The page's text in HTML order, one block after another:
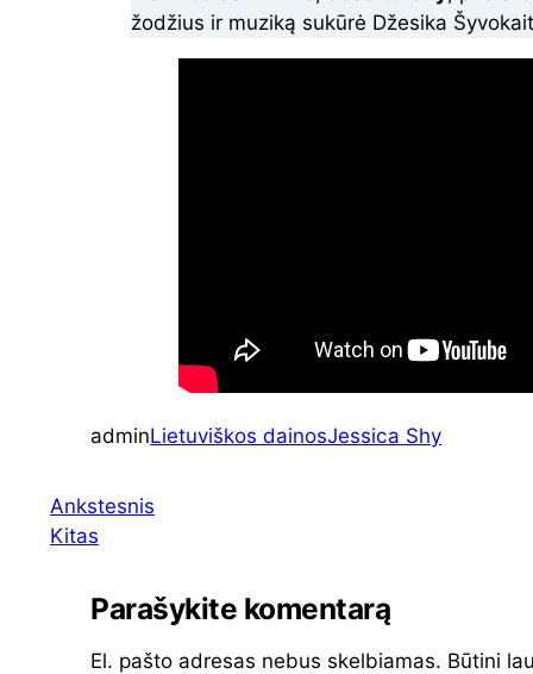
žodžius ir muziką sukūrė Džesika
adminLietuviškos dainosJessica Shy
Ankstesnis
Kitas
Parašykite komentarą
El. pašto adresas nebus skelbiamas. Būtini